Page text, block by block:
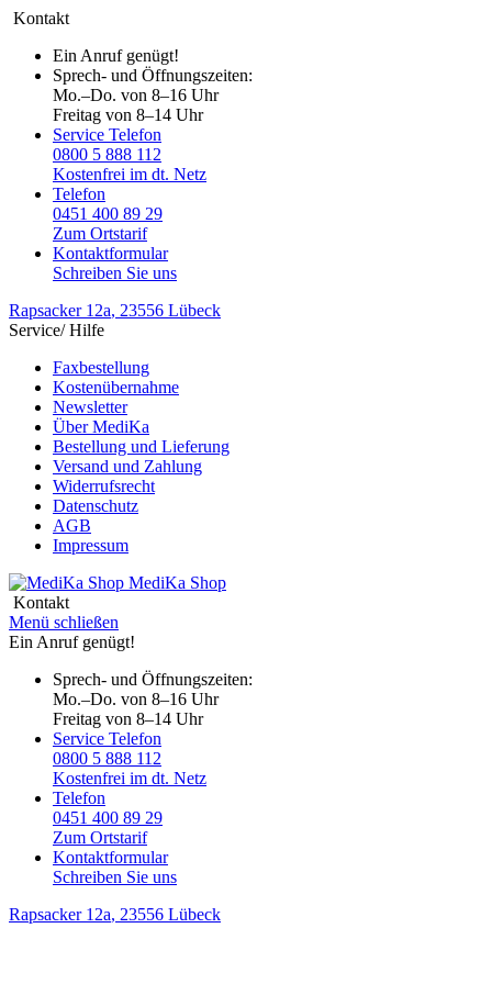
Kontakt
Ein Anruf genügt!
Sprech- und Öffnungszeiten:
Mo.–Do. von 8–16 Uhr
Freitag von 8–14 Uhr
Service Telefon
0800 5 888 112
Kostenfrei im dt. Netz
Telefon
0451 400 89 29
Zum Ortstarif
Kontaktformular
Schreiben Sie uns
Rapsacker 12a, 23556 Lübeck
Service/ Hilfe
Faxbestellung
Kostenübernahme
Newsletter
Über MediKa
Bestellung und Lieferung
Versand und Zahlung
Widerrufsrecht
Datenschutz
AGB
Impressum
MediKa Shop
Kontakt
Menü schließen
Ein Anruf genügt!
Sprech- und Öffnungszeiten:
Mo.–Do. von 8–16 Uhr
Freitag von 8–14 Uhr
Service Telefon
0800 5 888 112
Kostenfrei im dt. Netz
Telefon
0451 400 89 29
Zum Ortstarif
Kontaktformular
Schreiben Sie uns
Rapsacker 12a, 23556 Lübeck